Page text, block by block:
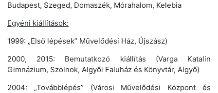
Budapest, Szeged, Domaszék, Mórahalom, Kelebia
Egyéni kiállítások:
1999: „Első lépések” Művelődési Ház, Újszász)
2000, 2015: Bemutatkozó kiállítás (Varga Katalin
Gimnázium, Szolnok, Algyői Faluház és Könyvtár, Algyő)
2004: „Továbblépés” (Városi Művelődési Központ és